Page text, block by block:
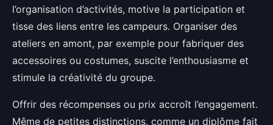
l’organisation d’activités, motive la participation et
tisse des liens entre les campeurs. Organiser des
ateliers en amont, par exemple pour fabriquer des
accessoires ou costumes, suscite l’enthousiasme et
stimule la créativité du groupe.
Offrir des récompenses ou prix accroît l’engagement.
Même de petites distinctions, comme un diplôme fait